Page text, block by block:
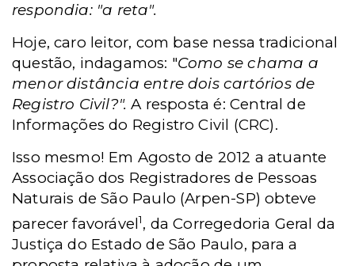
respondia: "a reta".
Hoje, caro leitor, com base nessa tradicional
questão, indagamos: "Como se chama a
menor distância entre dois cartórios de
Registro Civil?".A resposta é: Central de
Informações do Registro Civil (CRC).
Isso mesmo! Em Agosto de 2012 a atuante
Associação dos Registradores de Pessoas
Naturais de São Paulo (Arpen-SP) obteve
parecer favorável1, da Corregedoria Geral da
Justiça do Estado de São Paulo, para a